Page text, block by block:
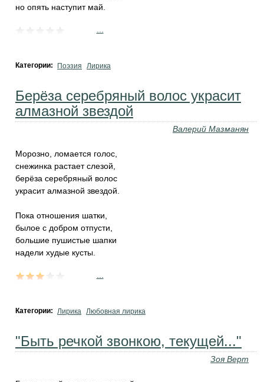
но опять наступит май.
Категории: Поэзия Лирика
Берёза серебряный волос украсит
алмазной звездой
Валерий Мазманян
Морозно, ломается голос,
снежинка растает слезой,
берёза серебряный волос
украсит алмазной звездой.
Пока отношения шатки,
былое с добром отпусти,
большие пушистые шапки
надели худые кусты.
Категории: Лирика Любовная лирика
"Быть речкой звонкою, текущей..."
Зоя Верт